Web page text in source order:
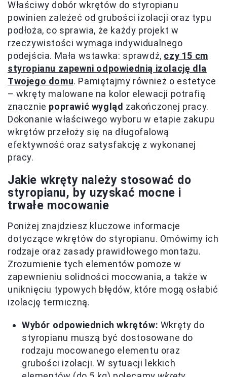
Właściwy dobór wkrętów do styropianu
powinien zależeć od grubości izolacji oraz typu
podłoża, co sprawia, że każdy projekt w
rzeczywistości wymaga indywidualnego
podejścia. Mała wstawka: sprawdź, czy 15 cm
styropianu zapewni odpowiednią izolację dla
Twojego domu. Pamiętajmy również o estetyce
– wkręty malowane na kolor elewacji potrafią
znacznie poprawić wygląd zakończonej pracy.
Dokonanie właściwego wyboru w etapie zakupu
wkrętów przełoży się na długofalową
efektywność oraz satysfakcję z wykonanej
pracy.
Jakie wkręty należy stosować do
styropianu, by uzyskać mocne i
trwałe mocowanie
Poniżej znajdziesz kluczowe informacje
dotyczące wkrętów do styropianu. Omówimy ich
rodzaje oraz zasady prawidłowego montażu.
Zrozumienie tych elementów pomoże w
zapewnieniu solidności mocowania, a także w
uniknięciu typowych błędów, które mogą osłabić
izolację termiczną.
Wybór odpowiednich wkrętów: Wkręty do
styropianu muszą być dostosowane do
rodzaju mocowanego elementu oraz
grubości izolacji. W sytuacji lekkich